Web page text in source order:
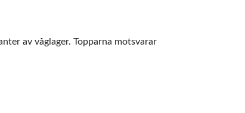
av våglager. Topparna motsvarar